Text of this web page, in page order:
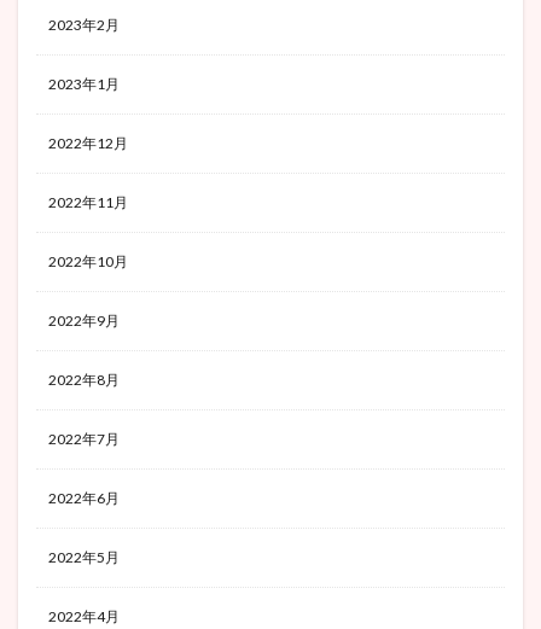
2023年2月
2023年1月
2022年12月
2022年11月
2022年10月
2022年9月
2022年8月
2022年7月
2022年6月
2022年5月
2022年4月